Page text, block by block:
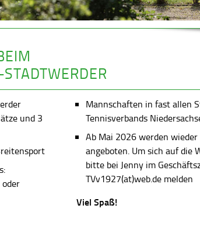
und 3
Mannschaften in fast allen
Tennisverbands
Ab Mai 2026 werden
angeboten. Um sich auf die
bitte bei Jenny im
TVv1927(at)web.de melden
Viel Spaß!